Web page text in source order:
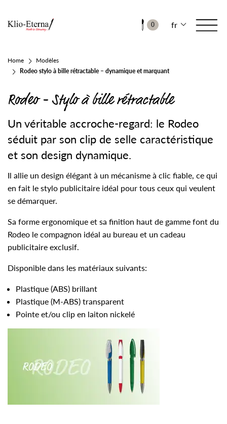
0 fr
Home
Modèles
Rodeo stylo à bille rétractable – dynamique et marquant
Rodeo - Stylo à bille rétractable
Un véritable accroche-regard: le Rodeo
séduit par son clip de selle caractéristique
et son design dynamique.
Il allie un design élégant à un mécanisme à clic fiable, ce qui
en fait le stylo publicitaire idéal pour tous ceux qui veulent
se démarquer.
Sa forme ergonomique et sa finition haut de gamme font du
Rodeo le compagnon idéal au bureau et un cadeau
publicitaire exclusif.
Disponible dans les matériaux suivants:
Plastique (ABS) brillant
Plastique (M-ABS) transparent
Pointe et/ou clip en laiton nickelé